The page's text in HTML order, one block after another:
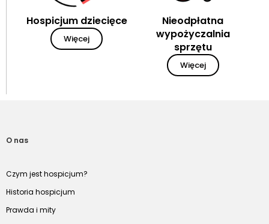
Hospicjum dziecięce
Więcej
Nieodpłatna
wypożyczalnia
sprzętu
Więcej
O nas
Czym jest hospicjum?
Historia hospicjum
Prawda i mity